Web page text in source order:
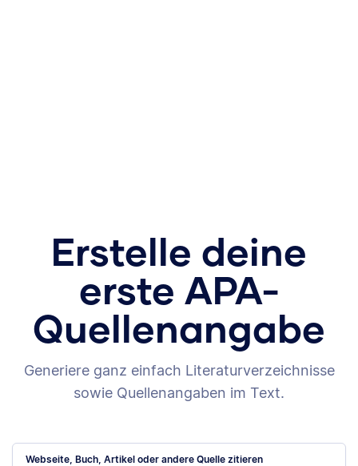
Erstelle deine
erste APA-
Quellenangabe
Generiere ganz einfach Literaturverzeichnisse
sowie Quellenangaben im Text.
Webseite, Buch, Artikel oder andere Quelle zitieren